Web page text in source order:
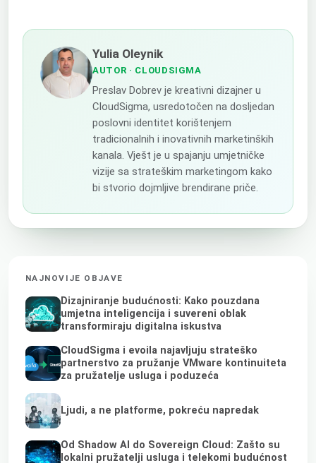
Yulia Oleynik
AUTOR · CLOUDSIGMA
Preslav Dobrev je kreativni dizajner u
CloudSigma, usredotočen na dosljedan
poslovni identitet korištenjem
tradicionalnih i inovativnih marketinških
kanala. Vješt je u spajanju umjetničke
vizije sa strateškim marketingom kako
bi stvorio dojmljive brendirane priče.
NAJNOVIJE OBJAVE
Dizajniranje budućnosti: Kako pouzdana
umjetna inteligencija i suvereni oblak
transformiraju digitalna iskustva
CloudSigma i evoila najavljuju strateško
partnerstvo za pružanje VMware kontinuiteta
za pružatelje usluga i poduzeća
Ljudi, a ne platforme, pokreću napredak
Od Shadow AI do Sovereign Cloud: Zašto su
lokalni pružatelji usluga i telekomi budućnost